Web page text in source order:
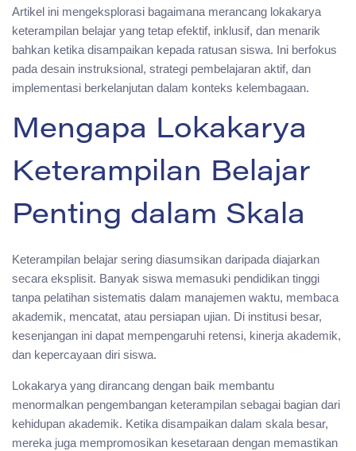
Artikel ini mengeksplorasi bagaimana merancang lokakarya
keterampilan belajar yang tetap efektif, inklusif, dan menarik
bahkan ketika disampaikan kepada ratusan siswa. Ini berfokus
pada desain instruksional, strategi pembelajaran aktif, dan
implementasi berkelanjutan dalam konteks kelembagaan.
Mengapa Lokakarya
Keterampilan Belajar
Penting dalam Skala
Keterampilan belajar sering diasumsikan daripada diajarkan
secara eksplisit. Banyak siswa memasuki pendidikan tinggi
tanpa pelatihan sistematis dalam manajemen waktu, membaca
akademik, mencatat, atau persiapan ujian. Di institusi besar,
kesenjangan ini dapat mempengaruhi retensi, kinerja akademik,
dan kepercayaan diri siswa.
Lokakarya yang dirancang dengan baik membantu
menormalkan pengembangan keterampilan sebagai bagian dari
kehidupan akademik. Ketika disampaikan dalam skala besar,
mereka juga mempromosikan kesetaraan dengan memastikan